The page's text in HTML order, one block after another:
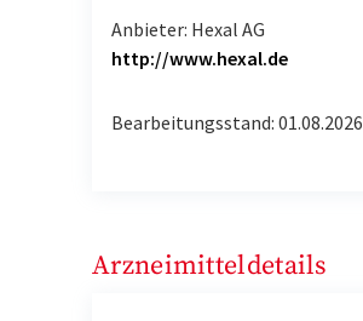
Anbieter: Hexal AG
http://www.hexal.de
Bearbeitungsstand: 01.08.2026
Arzneimitteldetails